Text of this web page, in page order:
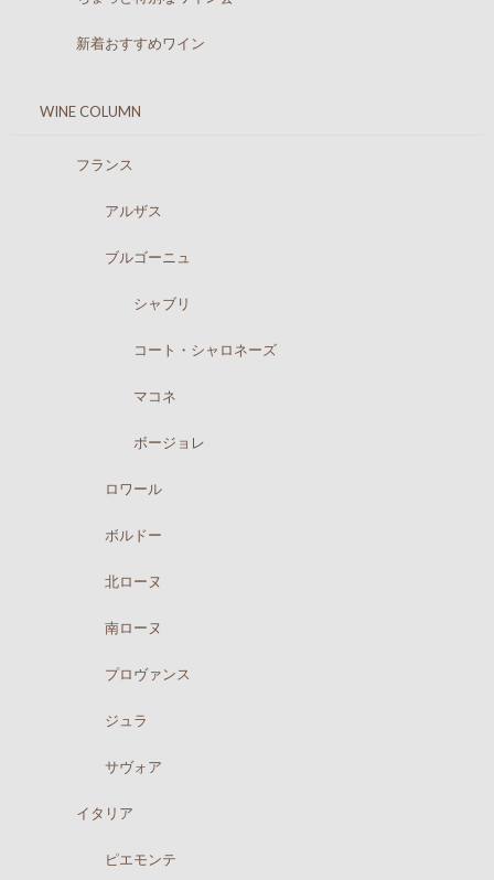
新着おすすめワイン
WINE COLUMN
フランス
アルザス
ブルゴーニュ
シャブリ
コート・シャロネーズ
マコネ
ボージョレ
ロワール
ボルドー
北ローヌ
南ローヌ
プロヴァンス
ジュラ
サヴォア
イタリア
ピエモンテ